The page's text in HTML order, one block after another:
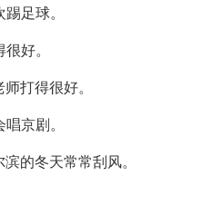
足球。
好。
打得很好。
京剧。
的冬天常常刮风。